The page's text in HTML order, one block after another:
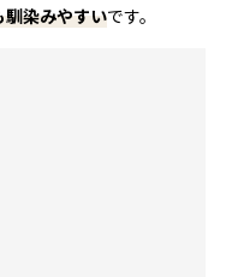
馴染みやすいです。